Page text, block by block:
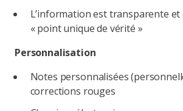
L’information est transparente
« point unique de vérité »
Personnalisation
Notes personnalisées
corrections rouges